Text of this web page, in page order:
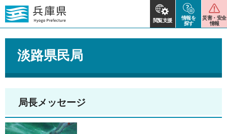
閲覧支援
情報を
探す
災害・安全
情報
淡路県民局
局長メッセージ